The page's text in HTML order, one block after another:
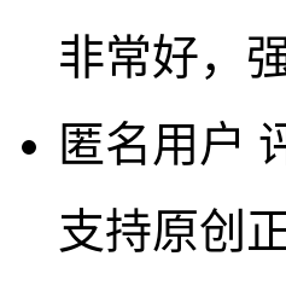
非常好，
匿名用户
支持原创